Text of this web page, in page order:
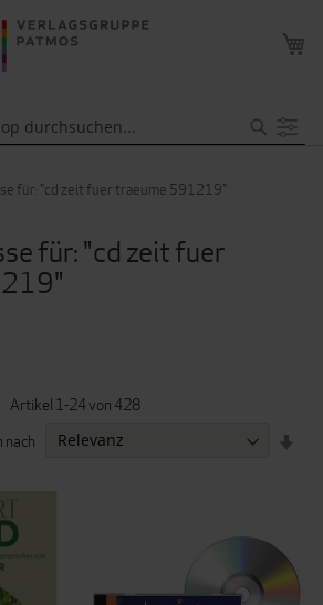
für: "cd zeit fuer traeume 591219"
für: "cd zeit fuer
Artikel 1-24von 428
nach